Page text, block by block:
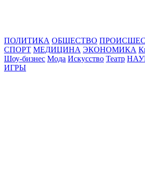
ПОЛИТИКА ОБЩЕСТВО
СПОРТ МЕДИЦИНА ЭКОНОМИКА
Шоу-бизнес Мода Искусство Театр
ИГРЫ